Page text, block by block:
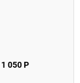
1 050 Р